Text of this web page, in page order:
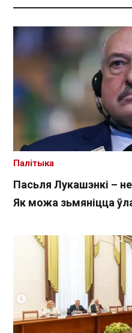
Пасьля Лукашэнкі –
Як можа зьмяніцца
Палітыка